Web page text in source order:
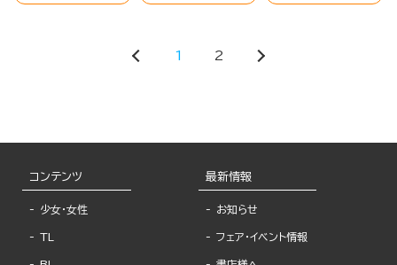
1 2
コンテンツ
少女・女性
TL
最新情報
お知らせ
フェア・イベント情報